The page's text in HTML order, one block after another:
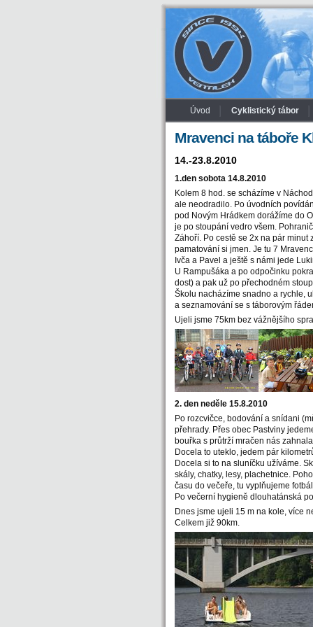
Úvod Cyklistický tábor
Mravenci na táboře
14.-23.8.2010
1.den sobota 14.8.2010
Kolem 8 hod. se scházíme v
ale neodradilo. Po úvodních
pod Novým Hrádkem dorážíme do
je po stoupání vedro všem.
Záhoří. Po cestě se 2x na pár
pamatování si jmen. Je tu 7
Ivča a Pavel a ještě s námi jede
U Rampušáka a po odpočinku
dost) a pak už po přechodném
Školu nacházíme snadno a rychle,
a seznamování se s táborovým
Ujeli jsme 75km bez vážnějšího
2. den neděle 15.8.2010
Po rozcvičce, bodování a snídani
přehrady. Přes obec Pastviny
bouřka s průtrží mračen nás
Docela to uteklo, jedem pár
Docela si to na sluníčku užíváme.
skály, chatky, lesy, plachetnice.
času do večeře, tu vyplňujeme
Po večerní hygieně dlouhatánská
Dnes jsme ujeli 15 m na kole, více
Celkem již 90km.